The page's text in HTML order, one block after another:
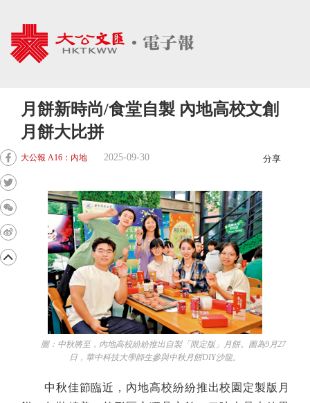
月餅新時尚/食堂自製 內地高校文創
月餅大比拼
大公報 A16：內地 2025-09-30 分享
圖：中秋將至，內地高校紛紛推出自製「限定版」月餅。圖為9月27
日，華中科技大學師生參與中秋月餅DIY沙龍。
中秋佳節臨近，內地高校紛紛推出校園定製版月